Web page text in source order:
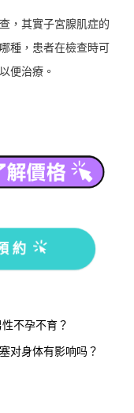
，其實子宮腺肌症的
種，患者在檢查時可
便治療。
約
不孕不育？
对身体有影响吗？